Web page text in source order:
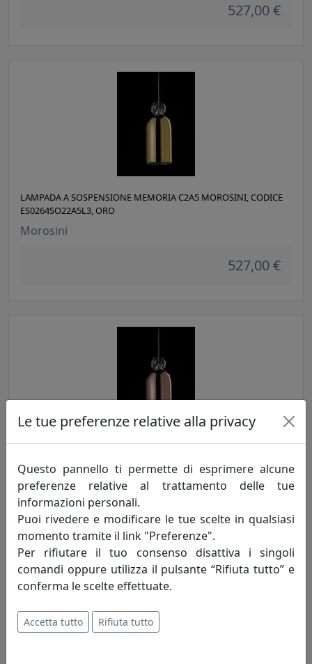
527,00 €
LAMPADA A SOSPENSIONE MEMORIA C2A5 MOROSINI, CODICE
ES0264SO22A5L3, ORO
Morosini
527,00 €
ES0264SO29A6L3, RAME
Morosini
527,00 €
Le tue preferenze relative alla privacy
Questo pannello ti permette di esprimere alcune
preferenze relative al trattamento delle tue
informazioni personali.
Puoi rivedere e modificare le tue scelte in qualsiasi
momento tramite il link "Preferenze".
Per rifiutare il tuo consenso disattiva i singoli
comandi oppure utilizza il pulsante “Rifiuta tutto” e
conferma le scelte effettuate.
Accetta tutto Rifiuta tutto